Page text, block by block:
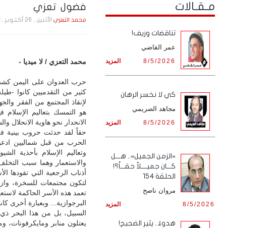
فضول تعزي
محمد التعزيالأثنين , 26 أكـتـوبـر , 2020 الساعة 7:16:50 PM
محمد التعزي / لا ميديا -
حرب العدوان على اليمن
كثير من التقدميين كانوا -
لإنقاذ المجتمع من الفقر
هو التمسك بتعاليم الإسلام
الانحدار نحو هاوية
حقاً لقد حدثت حروب بينية
الحرب من قبل شماليين
وتعاليم الإسلام بأحذية
والاستعمار وهما سبب
أذناب الرجعية التي تقودها
لتكون مجتمعات للسخرة،
تعمد هذه الأسر الحاكمة
البرجوازية... وبعبارة أخرى
السبيل، بل من هذا البحر ذي
يعتلون منابر
مـقـالات
تناقضات وزيف!
عمر القاضي
المزيد 8/5/2026
كي لا نخسر الرهان
مجاهد الصريمي
المزيد 8/5/2026
«الزمن الجميل».. هـــل
كـــان جميــــلاً حقـــاً؟!
الحلقة 154
مروان ناصح
المزيد 8/5/2026
هدوءٌ.. يثير الضجيج!